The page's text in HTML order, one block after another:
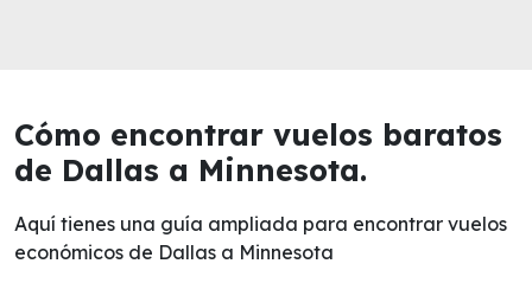
Cómo encontrar vuelos baratos
de Dallas a Minnesota.
Aquí tienes una guía ampliada para encontrar vuelos
económicos de Dallas a Minnesota